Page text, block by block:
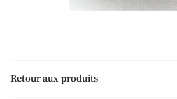
Retour aux produits